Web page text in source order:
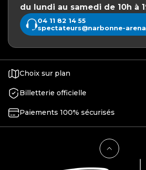
du lundi au samedi de 10h à
04 11 82 14 55
spectateurs@narbonne-
Choix sur plan
Billetterie officielle
Paiements 100% sécurisés